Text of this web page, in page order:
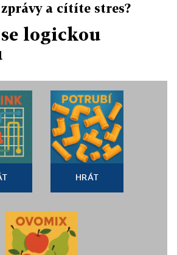
a cítíte stres?
logickou
HRÁT